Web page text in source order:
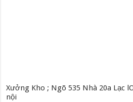
Xưởng Kho ; Ngõ 535 Nhà 20a Lạc
nội